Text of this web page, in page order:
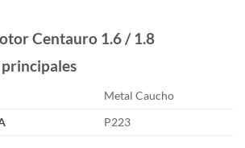
Centauro 1.6 / 1.8
Metal Caucho
P223